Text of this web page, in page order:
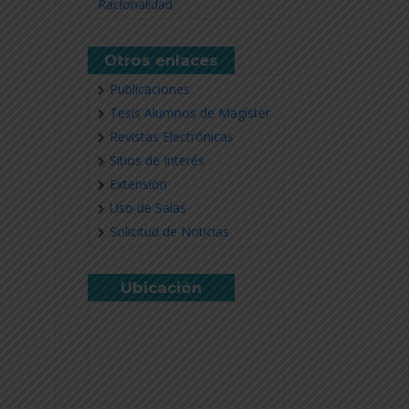
Racionalidad
Otros enlaces
Publicaciones
Tesis Alumnos de Magíster
Revistas Electrónicas
Sitios de Interés
Extensión
Uso de Salas
Solicitud de Noticias
Ubicación